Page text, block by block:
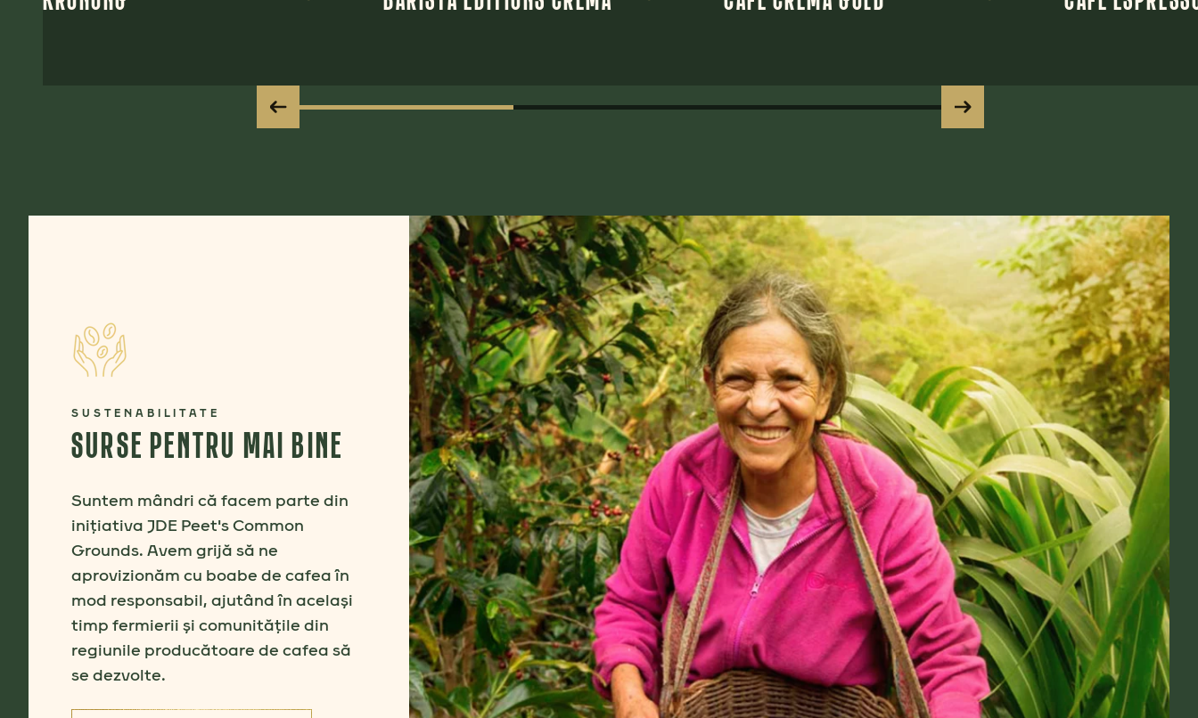
SUSTENABILITATE
SURSE PENTRU MAI BINE
Suntem mândri că facem parte din
inițiativa JDE Peet's Common
Grounds. Avem grijă să ne
aprovizionăm cu boabe de cafea în
mod responsabil, ajutând în același
timp fermierii și comunitățile din
regiunile producătoare de cafea să
se dezvolte.